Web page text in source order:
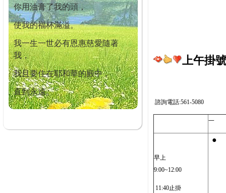
你用油膏了我的頭，
使我的福杯滿溢。
我一生一世必有恩惠慈愛隨著
我，
我且要住在耶和華的殿中，
直到永遠。
上午掛
諮詢電話:561-5080
一
早上
9:00~12:00
11:40止掛
●